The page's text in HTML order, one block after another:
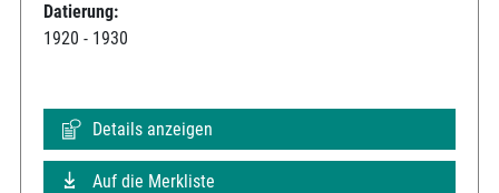
Datierung:
1920 - 1930
Details anzeigen
Auf die Merkliste